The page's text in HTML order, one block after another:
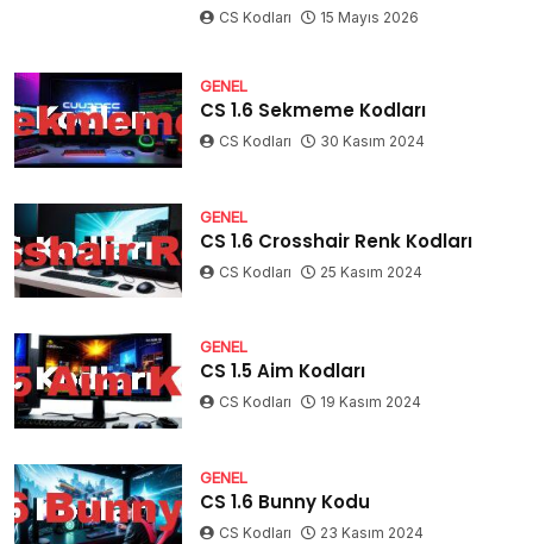
CS Kodları 15 Mayıs 2026
GENEL
CS 1.6 Sekmeme Kodları
CS Kodları 30 Kasım 2024
GENEL
CS 1.6 Crosshair Renk Kodları
CS Kodları 25 Kasım 2024
GENEL
CS 1.5 Aim Kodları
CS Kodları 19 Kasım 2024
GENEL
CS 1.6 Bunny Kodu
CS Kodları 23 Kasım 2024